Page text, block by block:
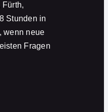
Stunden in
wenn neue
Fragen